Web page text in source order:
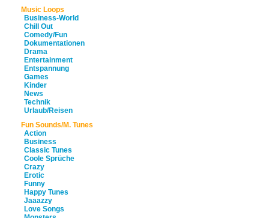
Music Loops
Business-World
Chill Out
Comedy/Fun
Dokumentationen
Drama
Entertainment
Entspannung
Games
Kinder
News
Technik
Urlaub/Reisen
Fun Sounds/M. Tunes
Action
Business
Classic Tunes
Coole Sprüche
Crazy
Erotic
Funny
Happy Tunes
Jaaazzy
Love Songs